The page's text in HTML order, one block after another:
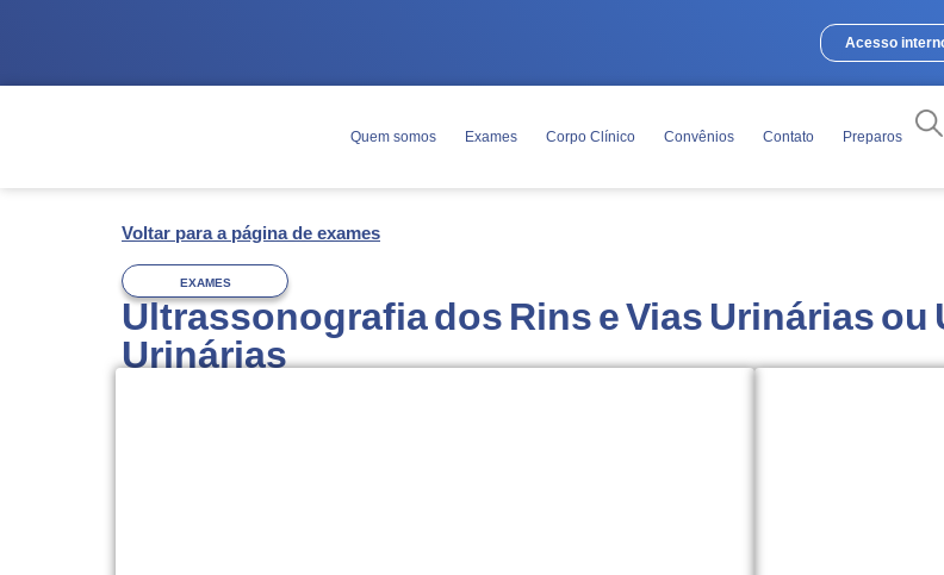
Acesso
Quem somos Exames Corpo Clínico Convênios Contato Preparos
Voltar para a página de exames
EXAMES
Ultrassonografia dos Rins e Vias Urinárias ou
Urinárias